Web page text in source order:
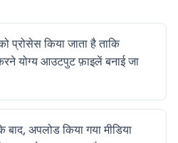
प्रोसेस किया जाता है ताकि
योग्य आउटपुट फ़ाइलें बनाई जा
अपलोड किया गया मीडिया